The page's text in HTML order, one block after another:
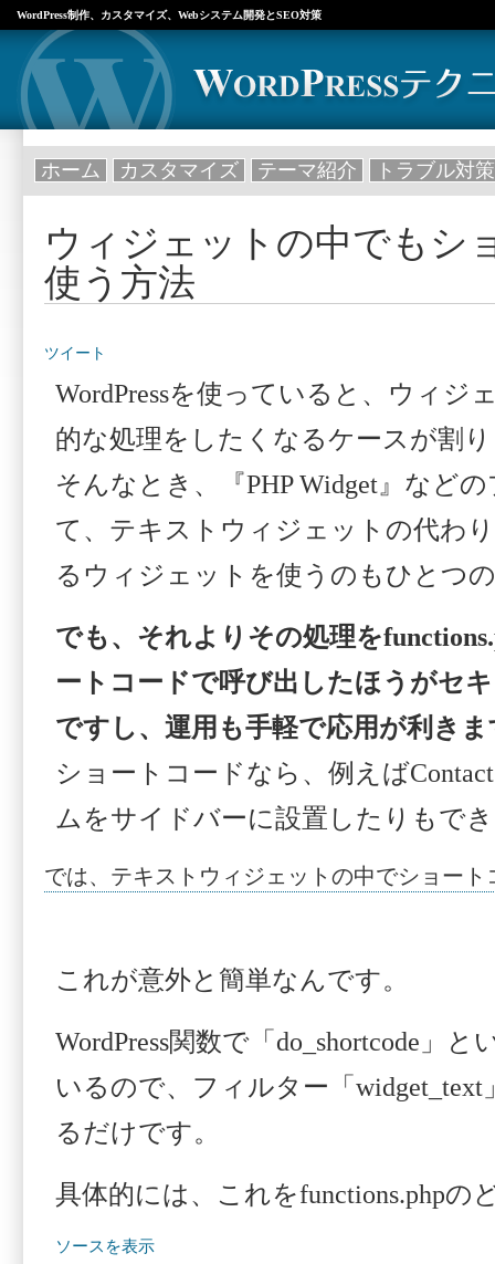
WordPress制作、カスタマイズ、Webシステム開発とSEO対策
ホーム カスタマイズ テーマ紹介 トラブル対策
ウィジェットの中でもシ
使う方法
ツイート
WordPressを使っていると、ウィジ
的な処理をしたくなるケースが割
そんなとき、『PHP Widget』など
て、テキストウィジェットの代わ
るウィジェットを使うのもひとつ
でも、それよりその処理を
ートコードで呼び出したほうがセ
ですし、運用も手軽で応用が利き
ショートコードなら、例えば
ムをサイドバーに設置したりもで
では、テキストウィジェットの中でショー
これが意外と簡単なんです。
WordPress関数で「do_shortcode」
いるので、フィルター「
るだけです。
具体的には、これをfunctions.phpの
ソースを表示